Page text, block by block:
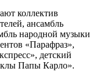
коллектив
ансамбль
народной музыки
«Парафраз»,
детский
Папы Карло».